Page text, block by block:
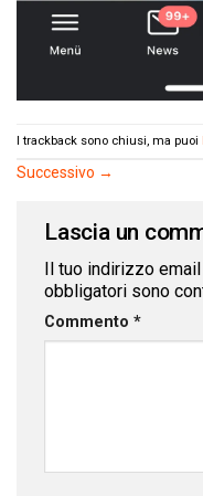
I trackback sono chiusi, ma puoi
Successivo →
Lascia un
Il tuo indirizzo
obbligatori sono
Commento *